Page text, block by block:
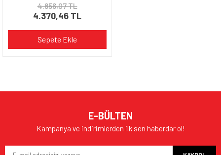
4.856,07 TL
4.370,46 TL
Sepete Ekle
E-BÜLTEN
Kampanya ve indirimlerden ilk sen haberdar ol!